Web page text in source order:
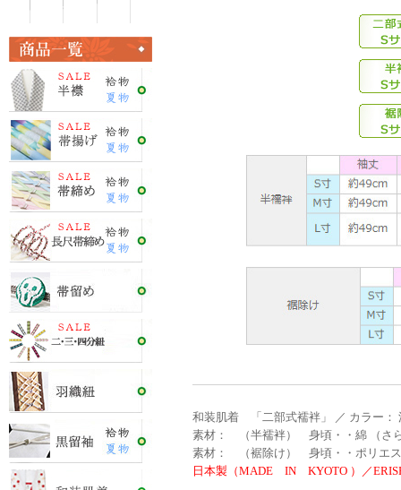
和装肌着 「二部式襦袢」 ／ カラー：
素材： （半襦袢） 身頃・・綿 （さ
素材： （裾除け） 身頃・・ポリエス
日本製（MADE IN KYOTO ）／